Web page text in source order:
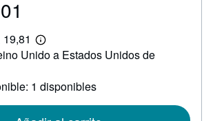
Más
información
tarifas
envío
Unido a Estados Unidos de
1 disponibles